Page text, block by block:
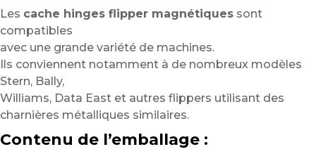
Les cache hinges flipper magnétiques sont
compatibles
avec une grande variété de machines.
Ils conviennent notamment à de nombreux modèles
Stern, Bally,
Williams, Data East et autres flippers utilisant des
charnières métalliques similaires.
Contenu de l’emballage :